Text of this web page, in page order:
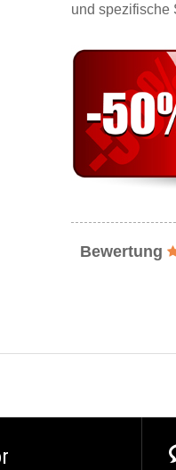
und spezifische
Bewertung